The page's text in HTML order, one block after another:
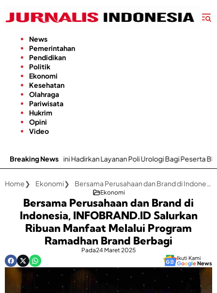
konten
News
Pemerintahan
Pendidikan
Politik
Ekonomi
Kesehatan
Olahraga
Pariwisata
Hukrim
Opini
Video
Breaking News
Hadirkan Layanan Poli Urologi Bagi Peserta BPJS Kesehatan
Home Ekonomi Bersama Perusahaan dan Brand di Indonesia, INFOBRAND.ID Salurkan Ribuan Manfaat Melalui Program Ramadhan Brand Berbagi
Ekonomi
Bersama Perusahaan dan Brand di
Indonesia, INFOBRAND.ID Salurkan
Ribuan Manfaat Melalui Program
Ramadhan Brand Berbagi
Pada24 Maret 2025
Ikuti Kami
GoogleNews